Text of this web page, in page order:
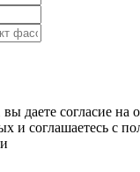
даете согласие на
и соглашаетесь с